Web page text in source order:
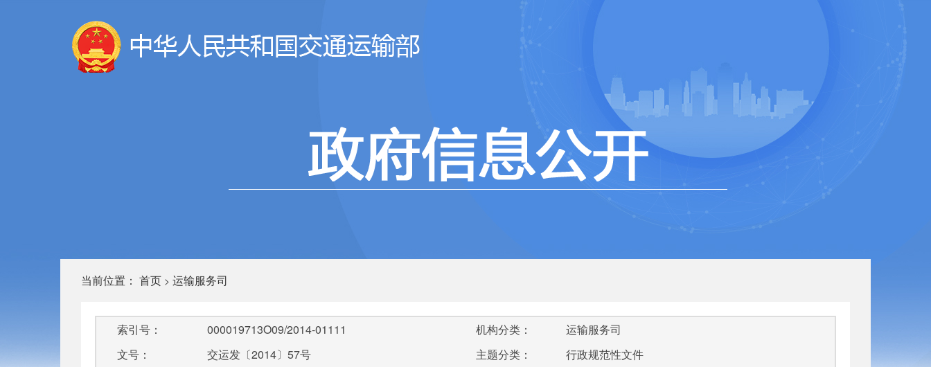
当前位置： 首页 > 运输服务司
索引号：
000019713O09/2014-01111
文号：
交运发〔2014〕57号
机构分类：
运输服务司
主题分类：
行政规范性文件